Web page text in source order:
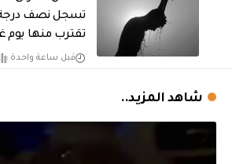
تسجل نصف درجة
تقترب منها يوم
قبل ساعة واحدة
شاهد المزيد..